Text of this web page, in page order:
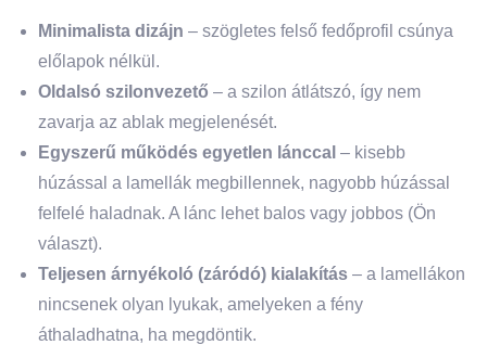
Minimalista dizájn – szögletes felső fedőprofil csúnya
előlapok nélkül.
Oldalsó szilonvezető – a szilon átlátszó, így nem
zavarja az ablak megjelenését.
Egyszerű működés egyetlen lánccal – kisebb
húzással a lamellák megbillennek, nagyobb húzással
felfelé haladnak. A lánc lehet balos vagy jobbos (Ön
választ).
Teljesen árnyékoló (záródó) kialakítás – a lamellákon
nincsenek olyan lyukak, amelyeken a fény
áthaladhatna, ha megdöntik.